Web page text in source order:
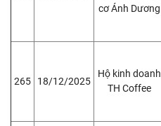
cơ Ánh Dương
265 18/12/2025
Hộ kinh doanh
TH Coffee